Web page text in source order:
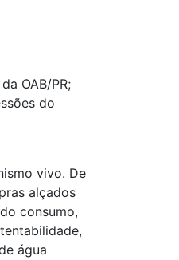
OAB/PR;
do
vivo. De
alçados
consumo,
água